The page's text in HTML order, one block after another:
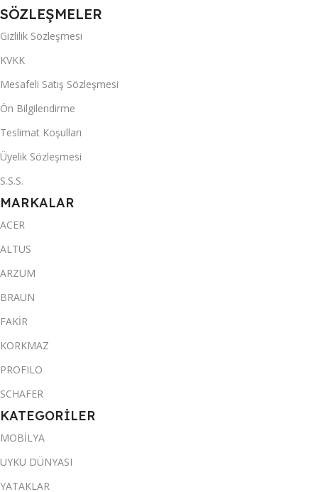
SÖZLEŞMELER
Gizlilik Sözleşmesi
KVKK
Mesafeli Satış Sözleşmesi
Ön Bilgilendirme
Teslimat Koşulları
Üyelik Sözleşmesi
S.S.S.
MARKALAR
ACER
ALTUS
ARZUM
BRAUN
FAKİR
KORKMAZ
PROFILO
SCHAFER
KATEGORİLER
MOBİLYA
UYKU DÜNYASI
YATAKLAR